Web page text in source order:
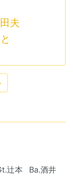
夫
辻本
Ba.酒井